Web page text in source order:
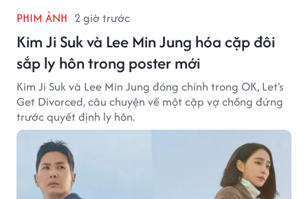
PHIM ẢNH 2 giờ trước
Kim Ji Suk và Lee Min Jung hóa cặp đôi
sắp ly hôn trong poster mới
Kim Ji Suk và Lee Min Jung đóng chính trong OK, Let's
Get Divorced, câu chuyện về một cặp vợ chồng đứng
trước quyết định ly hôn.